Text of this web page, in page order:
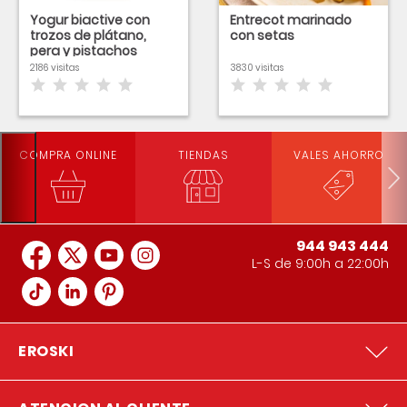
Yogur biactive con
trozos de plátano,
pera y pistachos
tostados
2186 visitas
Entrecot marinado
con setas
3830 visitas
COMPRA ONLINE TIENDAS VALES AHORRO
944 943 444
L-S de 9:00h a 22:00h
EROSKI